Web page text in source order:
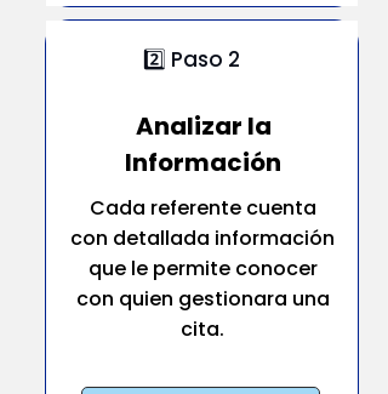
2️⃣ Paso 2
Analizar la
Información
Cada referente cuenta
con detallada información
que le permite conocer
con quien gestionara una
cita.